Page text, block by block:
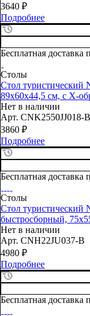
3640 ₽
Подробнее
Бесплатная доставка
Столы
Стол туристический
89х60х44,5 см, с Х-
Нет в наличии
Арт. CNK2550JJ018-
3860 ₽
Подробнее
Бесплатная доставка
Столы
Стол туристический
быстросборный,
Нет в наличии
Арт. CNH22JU037-B
4980 ₽
Подробнее
Бесплатная доставка